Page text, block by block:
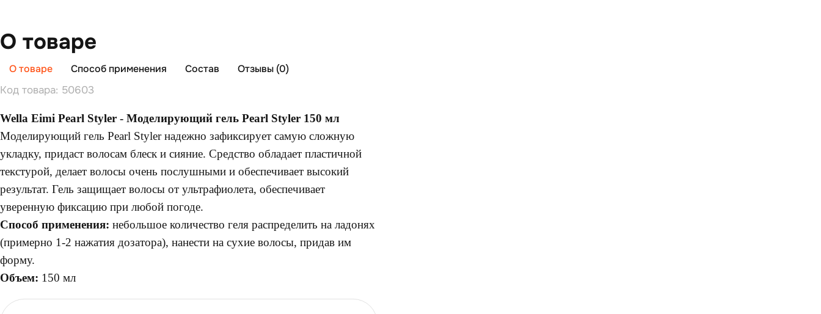
О товаре
О товаре Способ применения Состав
Отзывы (0)
Код товара: 50603
Wella Eimi Pearl Styler - Моделирующий гель Pearl Styler 150 мл
Моделирующий гель Pearl Styler надежно зафиксирует самую сложную
укладку, придаст волосам блеск и сияние. Средство обладает пластичной
текстурой, делает волосы очень послушными и обеспечивает высокий
результат. Гель защищает волосы от ультрафиолета, обеспечивает
уверенную фиксацию при любой погоде.
Способ применения: небольшое количество геля распределить на ладонях
(примерно 1-2 нажатия дозатора), нанести на сухие волосы, придав им
форму.
Объем: 150 мл